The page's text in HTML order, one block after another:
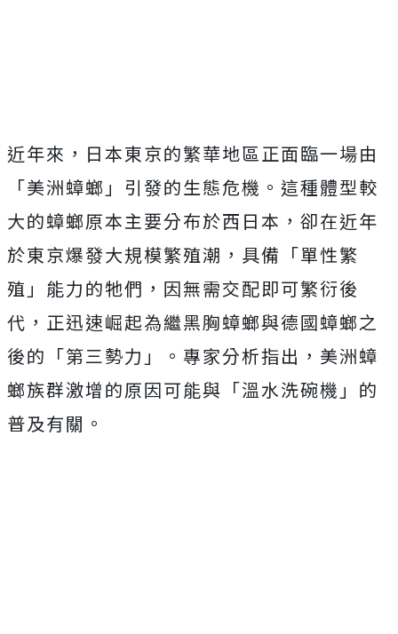
近年來，日本東京的繁華地區正面臨一場由
「美洲蟑螂」引發的生態危機。這種體型較
大的蟑螂原本主要分布於西日本，卻在近年
於東京爆發大規模繁殖潮，具備「單性繁
殖」能力的牠們，因無需交配即可繁衍後
代，正迅速崛起為繼黑胸蟑螂與德國蟑螂之
後的「第三勢力」。專家分析指出，美洲蟑
螂族群激增的原因可能與「溫水洗碗機」的
普及有關。